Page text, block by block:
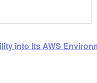
into Its AWS